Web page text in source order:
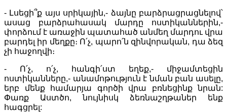
- Լսեցի՞ք այս սրիկային,- ձայնը բարձրացրացնելով՝
ասաց բարձրահասակ մարդը ոստիկաններին,-
փորձում է առաջին պատահած անմեղ մարդու վրա
բարդել իր մեղքը։ Ո՛չ, պարո՛ն զինվորական, դա ձեզ
չի հաջողվի։
- Ո՛չ, ո՛չ, հանգի՛ստ եղեք,- միջամտեցին
ոստիկանները,- անամոթություն է նման բան ասելը,
երբ մենք համարյա գործի վրա բռնեցինք նրան:
Փառք Աստծո, նույնիսկ ձեռնաշղթաներ ենք
հագցրել: